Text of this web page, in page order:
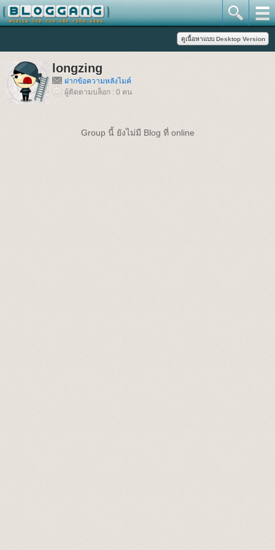
longzing
ฝากข้อความหลังไมค์
ผู้ติดตามบล็อก : 0 คน
Group นี้ ยังไม่มี Blog ที่ online